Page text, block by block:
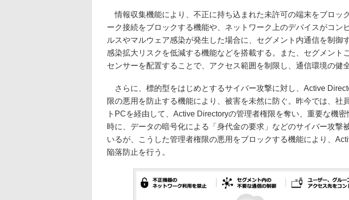
情報収集機能により、不正に持ち込まれた未許可の端末をブロッ
ーク接続をブロックする機能や、ネットワーク上のデバイスがコン
ルスやマルウェア感染が発生した場合に、セグメント内通信を制御
感染拡大リスクを低減する機能などを搭載する。また、セグメント
センサーを配置することで、アクセス範囲を制限し、通信環境の健
さらに、標的型をはじめとするサイバー攻撃に対し、Active
限の悪用を防止する機能により、被害を未然に防ぐ。昨今では、社
トPCを経由して、Active Directoryの管理者権限を奪い、重要な機密
時に、データの暗号化による「身代金の要求」などのサイバー攻撃
いるが、こうした管理者権限の悪用をブロックする機能により、
陥落防止を行う。